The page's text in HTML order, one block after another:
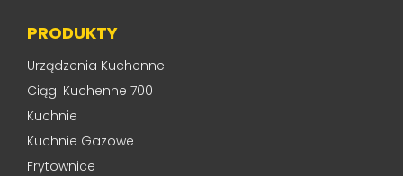
PRODUKTY
Urządzenia Kuchenne
Ciągi Kuchenne 700
Kuchnie
Kuchnie Gazowe
Frytownice